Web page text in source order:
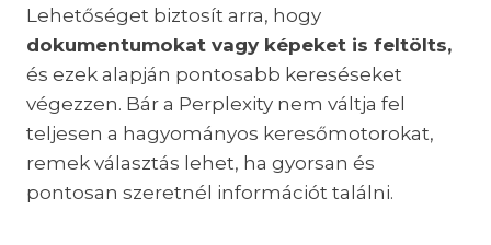
Lehetőséget biztosít arra, hogy
dokumentumokat vagy képeket is feltölts,
és ezek alapján pontosabb kereséseket
végezzen. Bár a Perplexity nem váltja fel
teljesen a hagyományos keresőmotorokat,
remek választás lehet, ha gyorsan és
pontosan szeretnél információt találni.